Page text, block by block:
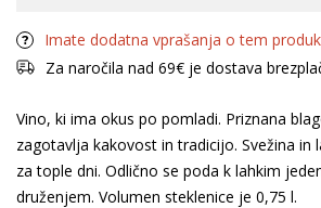
Imate dodatna vprašanja o tem
Za naročila nad 69€ je dostava
Vino, ki ima okus po pomladi. Priznana
zagotavlja kakovost in tradicijo. Svežina in
za tople dni. Odlično se poda k lahkim
druženjem. Volumen steklenice je 0,75 l.